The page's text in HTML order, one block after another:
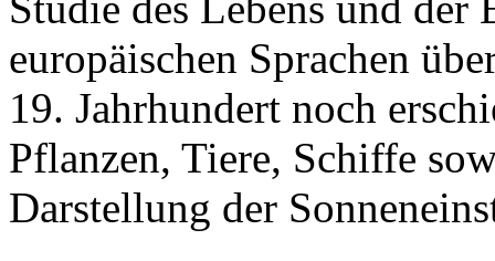
europäischen Sprachen
19. Jahrhundert noch
Pflanzen, Tiere, Schiffe
Darstellung der